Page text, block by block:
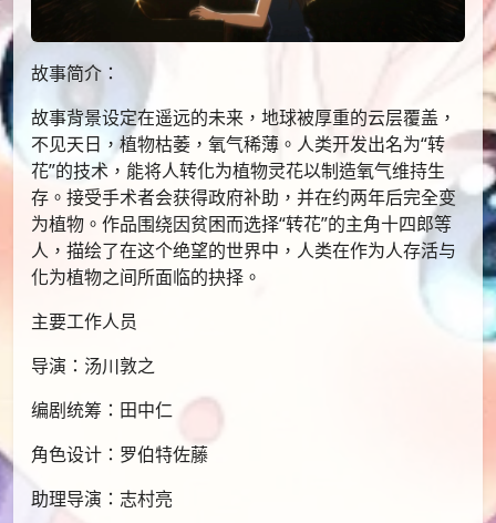
故事简介：
故事背景设定在遥远的未来，地球被厚重的云层覆盖，
不见天日，植物枯萎，氧气稀薄。人类开发出名为“转
花”的技术，能将人转化为植物灵花以制造氧气维持生
存。接受手术者会获得政府补助，并在约两年后完全变
为植物。作品围绕因贫困而选择“转花”的主角十四郎等
人，描绘了在这个绝望的世界中，人类在作为人存活与
化为植物之间所面临的抉择。
主要工作人员
导演：汤川敦之
编剧统筹：田中仁
角色设计：罗伯特佐藤
助理导演：志村亮